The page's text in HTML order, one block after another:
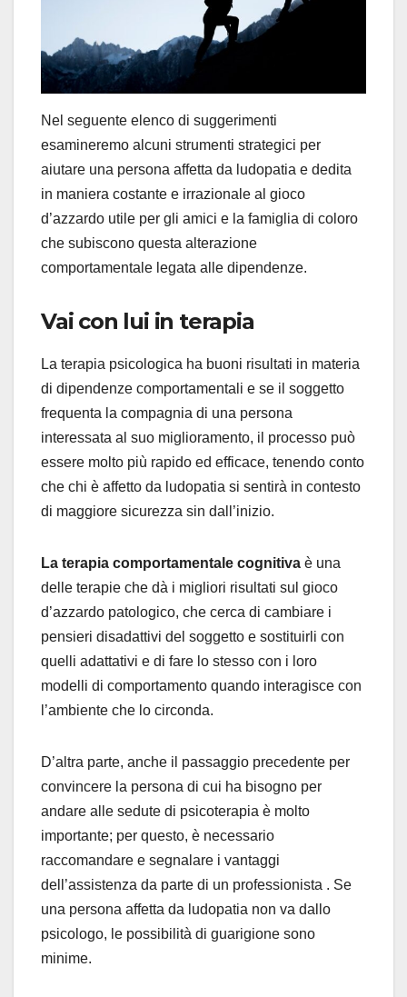
Nel seguente elenco di suggerimenti
esamineremo alcuni strumenti strategici per
aiutare una persona affetta da ludopatia e dedita
in maniera costante e irrazionale al gioco
d’azzardo utile per gli amici e la famiglia di coloro
che subiscono questa alterazione
comportamentale legata alle dipendenze.
Vai con lui in terapia
La terapia psicologica ha buoni risultati in materia
di dipendenze comportamentali e se il soggetto
frequenta la compagnia di una persona
interessata al suo miglioramento, il processo può
essere molto più rapido ed efficace, tenendo conto
che chi è affetto da ludopatia si sentirà in contesto
di maggiore sicurezza sin dall’inizio.
La terapia comportamentale cognitiva è una
delle terapie che dà i migliori risultati sul gioco
d’azzardo patologico, che cerca di cambiare i
pensieri disadattivi del soggetto e sostituirli con
quelli adattativi e di fare lo stesso con i loro
modelli di comportamento quando interagisce con
l’ambiente che lo circonda.
D’altra parte, anche il passaggio precedente per
convincere la persona di cui ha bisogno per
andare alle sedute di psicoterapia è molto
importante; per questo, è necessario
raccomandare e segnalare i vantaggi
dell’assistenza da parte di un professionista . Se
una persona affetta da ludopatia non va dallo
psicologo, le possibilità di guarigione sono
minime.